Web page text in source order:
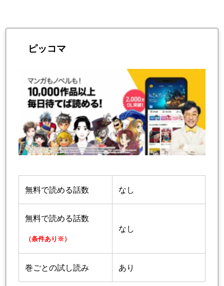
ピッコマ
無料で読める話数 なし
無料で読める話数
（条件あり※）
なし
巻ごとの試し読み あり